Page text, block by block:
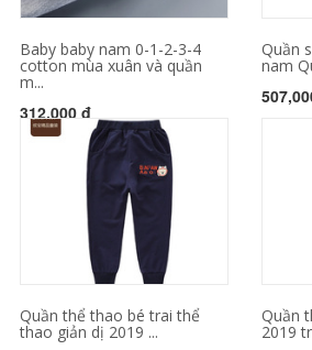
Baby baby nam 0-1-2-3-4
cotton mùa xuân và quần
m...
312,000 đ
Quần
nam
Quần thể thao bé trai thể
thao giản dị 2019 ...
Quần
2019